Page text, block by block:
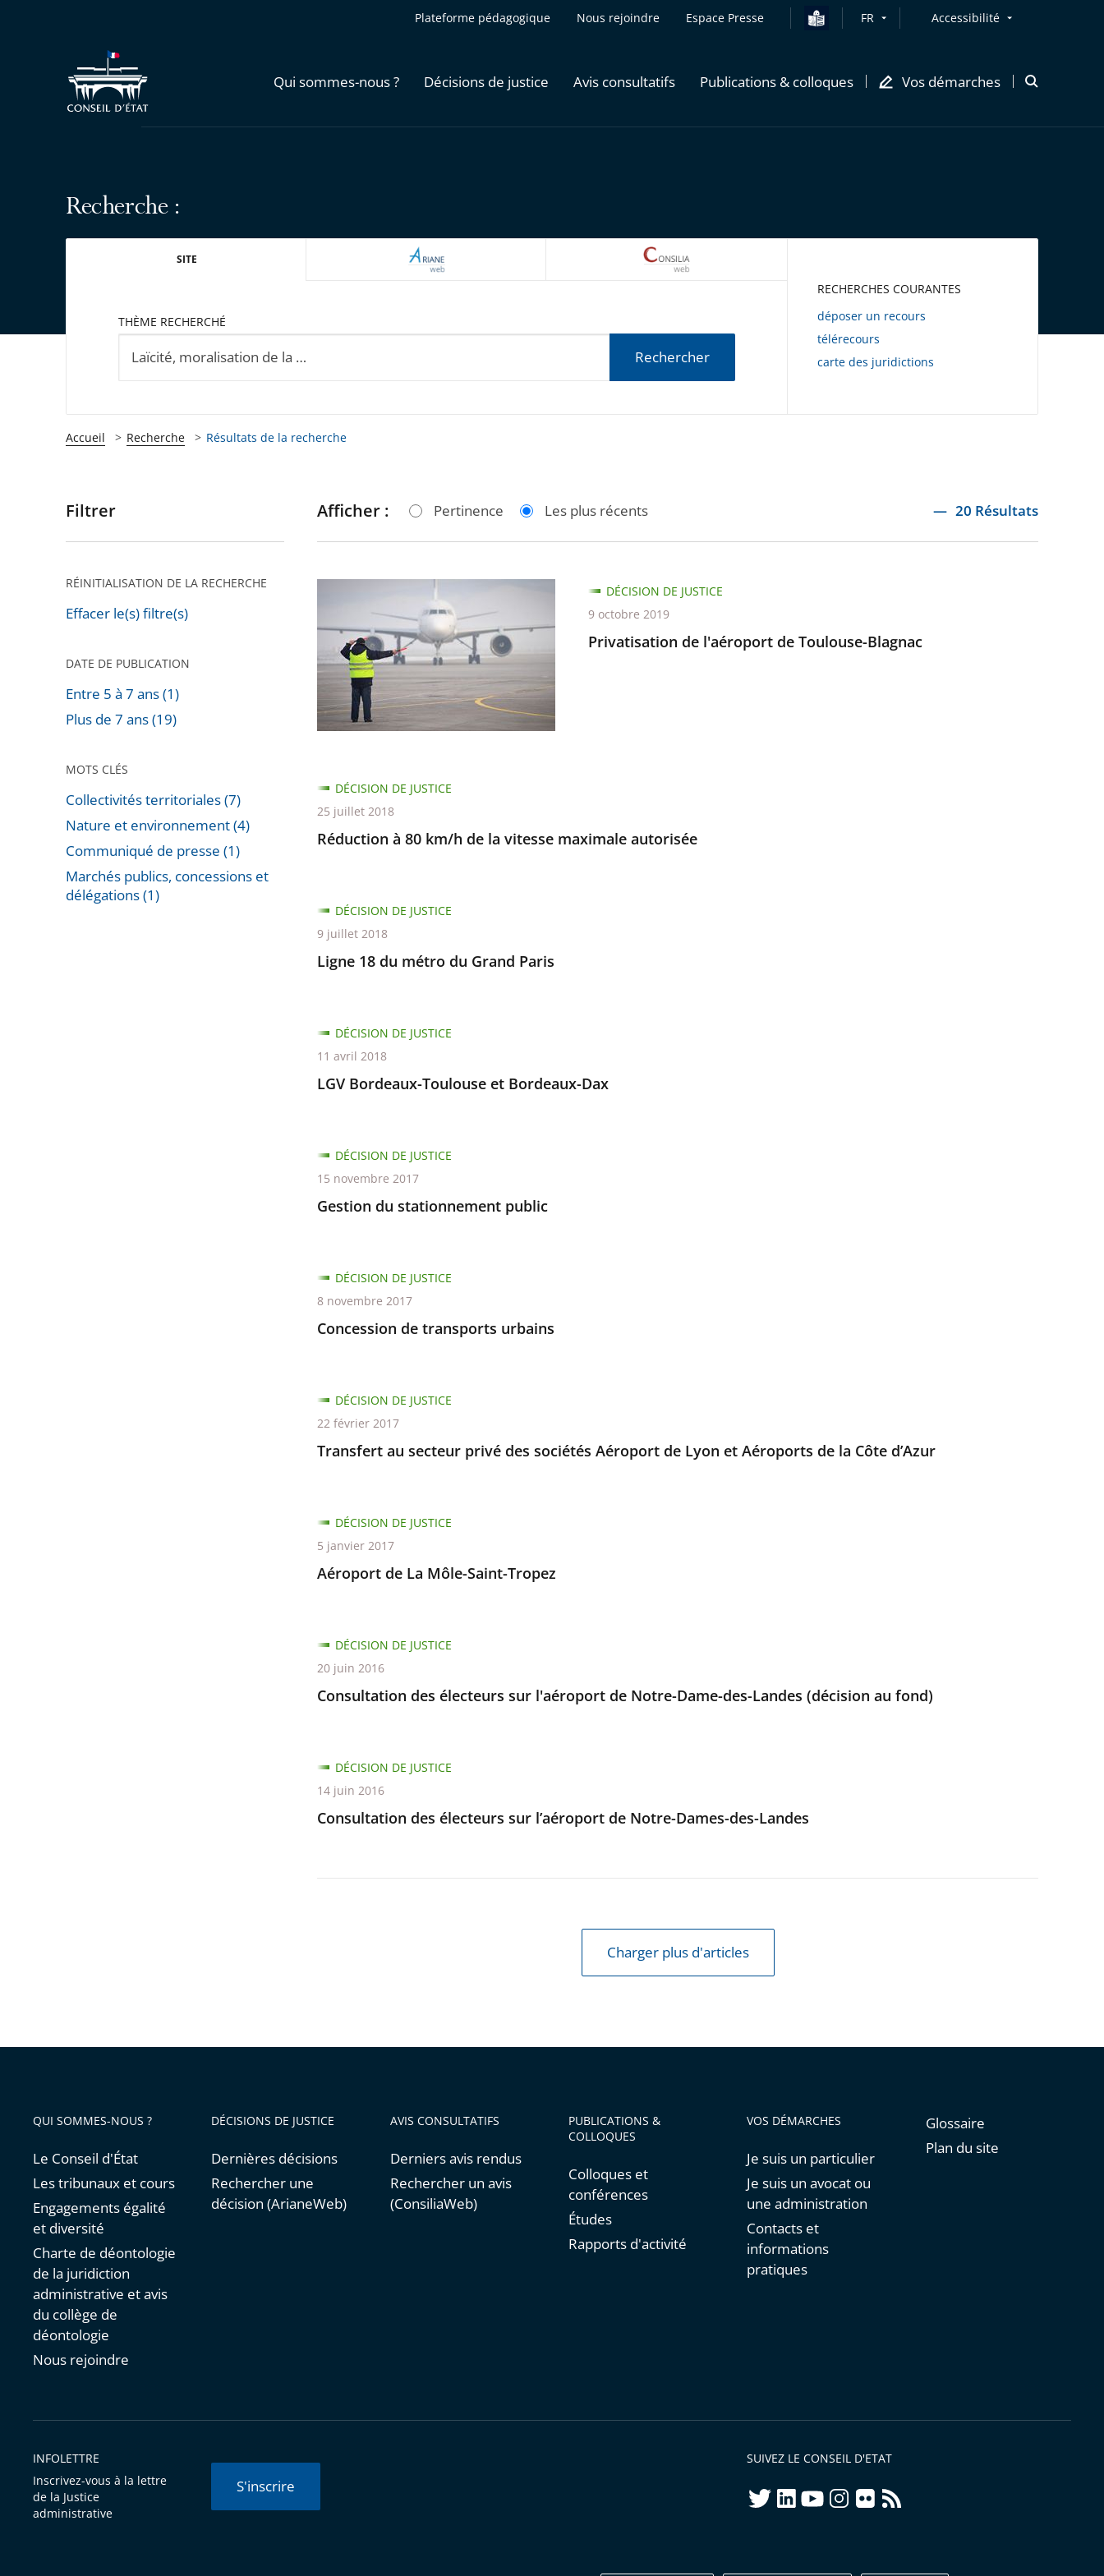
Plateforme pédagogique Nous rejoindre Espace Presse FR Accessibilité
Qui sommes-nous ? Décisions de justice Avis consultatifs Publications & colloques Vos démarches
Ouvrir
Recherche :
SITE ARIANEWEB
THÈME RECHERCHÉ
Rechercher
RECHERCHES COURANTES
déposer un recours
télérecours
carte des juridictions
Accueil Recherche Résultats de la recherche
Passer
pour
après
Filtrer
RÉINITIALISATION DE LA RECHERCHE
Effacer le(s) filtre(s)
DATE DE PUBLICATION
Entre 5 à 7 ans (1)
Plus de 7 ans (19)
MOTS CLÉS
Collectivités territoriales (7)
Nature et environnement (4)
Communiqué de presse (1)
Marchés publics, concessions et
délégations (1)
Afficher : Pertinence Les plus récents 20 Résultats
l'aéroport
de
Toulouse-
Blagnac
Privatisation de l'aéroport de Toulouse-Blagnac
DÉCISION DE JUSTICE
9 octobre 2019
Réduction à 80 km/h de la vitesse maximale autorisée
DÉCISION DE JUSTICE
25 juillet 2018
Ligne 18 du métro du Grand Paris
DÉCISION DE JUSTICE
9 juillet 2018
LGV Bordeaux-Toulouse et Bordeaux-Dax
DÉCISION DE JUSTICE
11 avril 2018
Gestion du stationnement public
DÉCISION DE JUSTICE
15 novembre 2017
Concession de transports urbains
DÉCISION DE JUSTICE
8 novembre 2017
Transfert au secteur privé des sociétés Aéroport de Lyon et Aéroports de la Côte d’Azur
DÉCISION DE JUSTICE
22 février 2017
Aéroport de La Môle-Saint-Tropez
DÉCISION DE JUSTICE
5 janvier 2017
Consultation des électeurs sur l'aéroport de Notre-Dame-des-Landes (décision au fond)
DÉCISION DE JUSTICE
20 juin 2016
Consultation des électeurs sur l’aéroport de Notre-Dames-des-Landes
DÉCISION DE JUSTICE
14 juin 2016
Charger plus d'articles
QUI SOMMES-NOUS ?
Le Conseil d'État
Les tribunaux et cours
Engagements égalité
et diversité
Charte de déontologie
de la juridiction
administrative et avis
du collège de
déontologie
Nous rejoindre
DÉCISIONS DE JUSTICE
Dernières décisions
Rechercher une
décision (ArianeWeb)
AVIS CONSULTATIFS
Derniers avis rendus
Rechercher un avis
(ConsiliaWeb)
PUBLICATIONS &
COLLOQUES
Colloques et
conférences
Études
Rapports d'activité
VOS DÉMARCHES
Je suis un particulier
Je suis un avocat ou
une administration
Contacts et
informations
pratiques
Glossaire
Plan du site
INFOLETTRE
Inscrivez-vous à la lettre
de la Justice
administrative
S'inscrire
SUIVEZ LE CONSEIL D'ETAT
twitterlinkedInyoutubeinstagram
flickrrss